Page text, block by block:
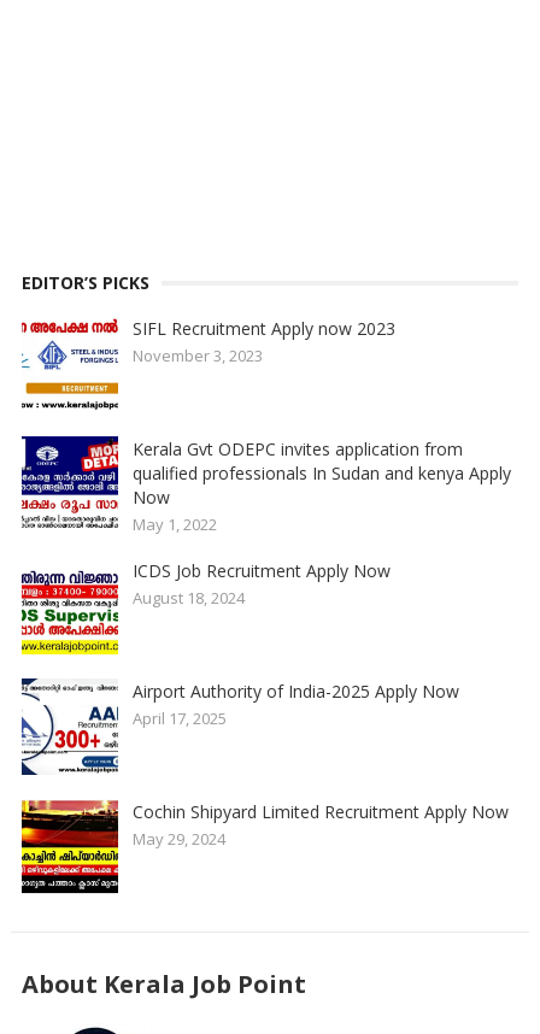
EDITOR’S PICKS
SIFL Recruitment Apply now 2023
November 3, 2023
Kerala Gvt ODEPC invites application from
qualified professionals In Sudan and kenya Apply
Now
May 1, 2022
ICDS Job Recruitment Apply Now
August 18, 2024
Airport Authority of India-2025 Apply Now
April 17, 2025
Cochin Shipyard Limited Recruitment Apply Now
May 29, 2024
About Kerala Job Point